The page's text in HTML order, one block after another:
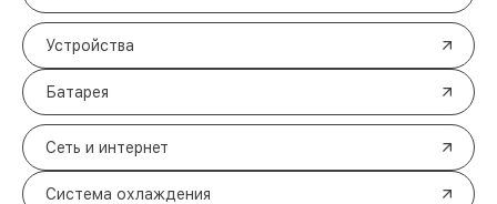
Устройства
Батарея
Сеть и интернет
Система охлаждения